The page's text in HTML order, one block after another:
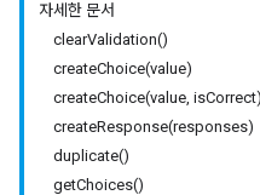
자세한 문서
clearValidation()
createChoice(value)
createChoice(value, isCorrect)
createResponse(responses)
duplicate()
getChoices()